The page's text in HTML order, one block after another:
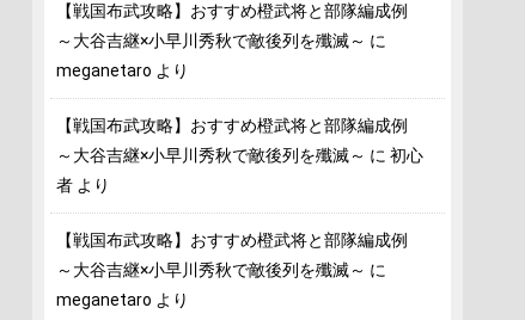
【戦国布武攻略】おすすめ橙武将と部隊編成例
～大谷吉継×小早川秀秋で敵後列を殲滅～ に
meganetaro より
【戦国布武攻略】おすすめ橙武将と部隊編成例
～大谷吉継×小早川秀秋で敵後列を殲滅～ に 初心
者 より
【戦国布武攻略】おすすめ橙武将と部隊編成例
～大谷吉継×小早川秀秋で敵後列を殲滅～ に
meganetaro より